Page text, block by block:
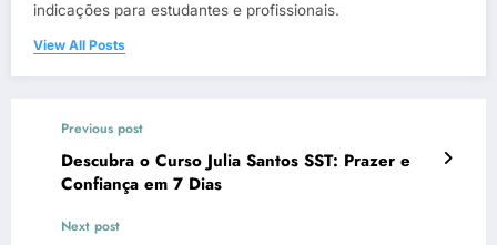
indicações para estudantes e profissionais.
View All Posts
Previous post
Descubra o Curso Julia Santos SST: Prazer e
Confiança em 7 Dias
Next post